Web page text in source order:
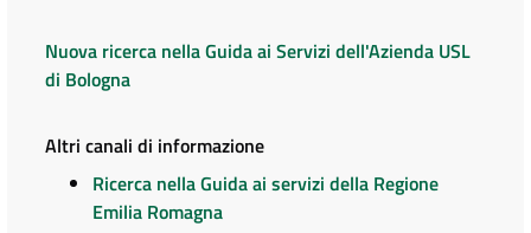
Nuova ricerca nella Guida ai Servizi dell'Azienda USL
di Bologna
Altri canali di informazione
Ricerca nella Guida ai servizi della Regione
Emilia Romagna